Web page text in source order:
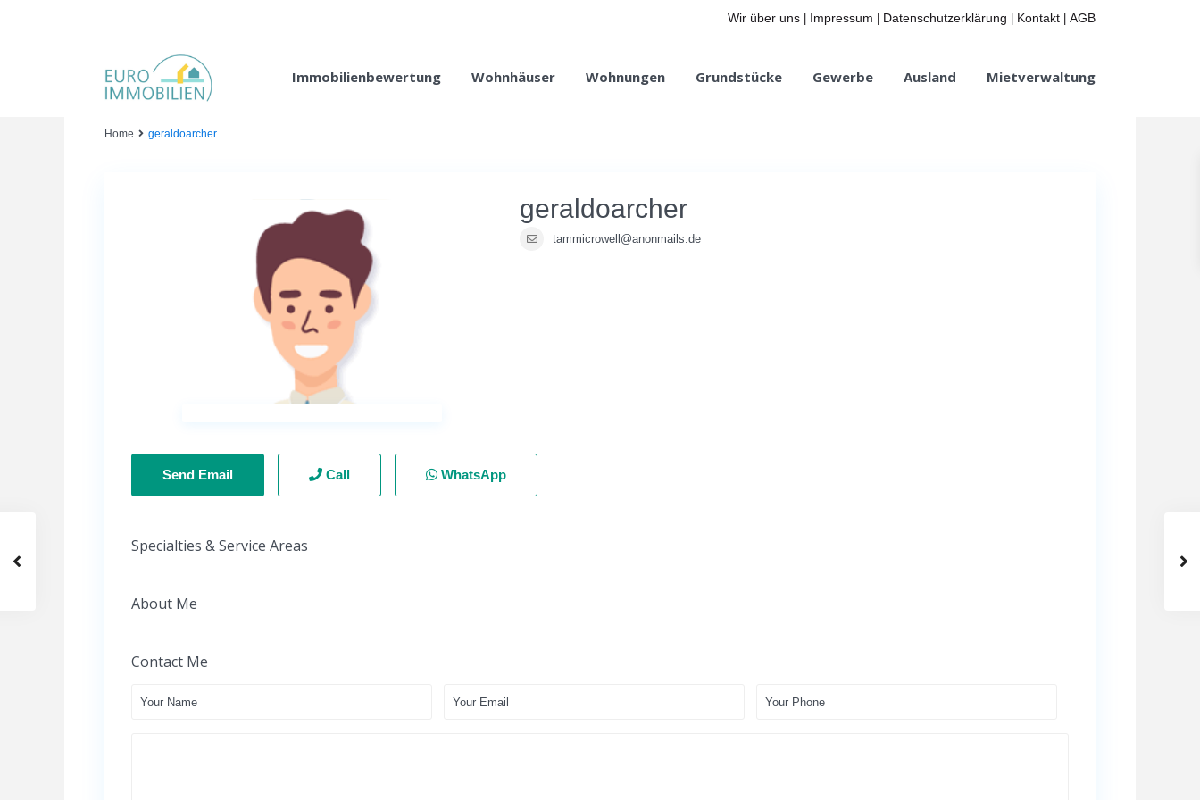
Wir über uns Impressum Datenschutzerklärung Kontakt AGB
Immobilienbewertung Wohnhäuser Wohnungen Grundstücke Gewerbe Ausland Mietverwaltung
Home geraldoarcher
geraldoarcher
tammicrowell@anonmails.de
Send Email Call WhatsApp
Specialties & Service Areas
About Me
Contact Me